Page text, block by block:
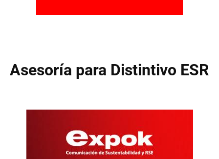
Asesoría para Distintivo ESR